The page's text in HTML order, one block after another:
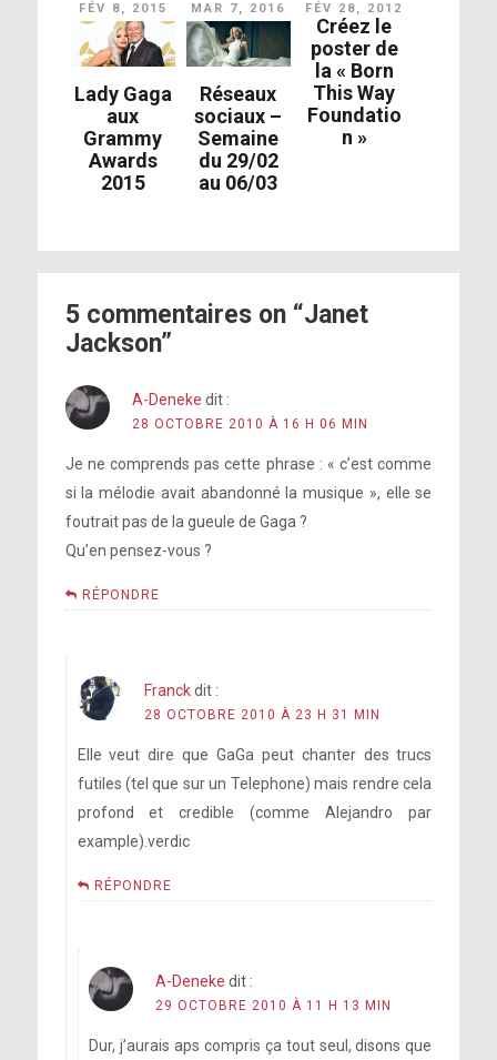
FÉV 8, 2015
Lady Gaga
aux
Grammy
Awards
2015
MAR 7, 2016
Réseaux
sociaux –
Semaine
du 29/02
au 06/03
FÉV 28, 2012
Créez le
poster de
la « Born
This Way
Foundatio
n »
5 commentaires on “Janet
Jackson”
A-Deneke dit :
28 OCTOBRE 2010 À 16 H 06 MIN
Je ne comprends pas cette phrase : « c’est comme
si la mélodie avait abandonné la musique », elle se
foutrait pas de la gueule de Gaga ?
Qu’en pensez-vous ?
RÉPONDRE
Franck dit :
28 OCTOBRE 2010 À 23 H 31 MIN
Elle veut dire que GaGa peut chanter des trucs
futiles (tel que sur un Telephone) mais rendre cela
profond et credible (comme Alejandro par
example).verdic
RÉPONDRE
A-Deneke dit :
29 OCTOBRE 2010 À 11 H 13 MIN
Dur, j’aurais aps compris ça tout seul, disons que